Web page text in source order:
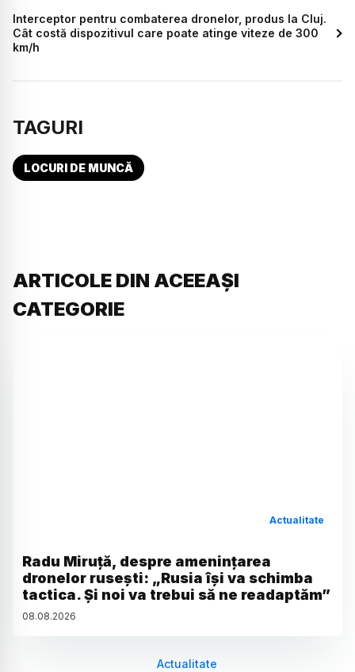
Interceptor pentru combaterea dronelor, produs la Cluj.
Cât costă dispozitivul care poate atinge viteze de 300
km/h
TAGURI
LOCURI DE MUNCĂ
ARTICOLE DIN ACEEAȘI
CATEGORIE
Actualitate
Radu Miruță, despre amenințarea
dronelor rusești: „Rusia își va schimba
tactica. Și noi va trebui să ne readaptăm”
08.08.2026
Actualitate